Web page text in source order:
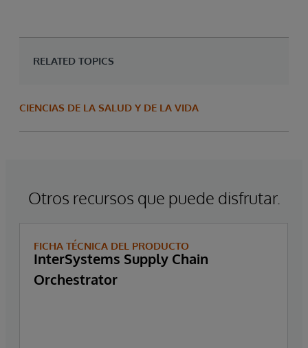
RELATED TOPICS
CIENCIAS DE LA SALUD Y DE LA VIDA
Otros recursos que puede disfrutar.
FICHA TÉCNICA DEL PRODUCTO
InterSystems Supply Chain
Orchestrator